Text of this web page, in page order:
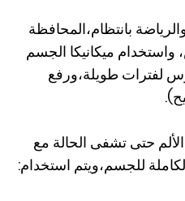
بانتظام،المحافظة
ميكانيكا الجسم
لفترات طويلة،ورفع
حتى تشفى الحالة مع
للجسم،ويتم استخدام: